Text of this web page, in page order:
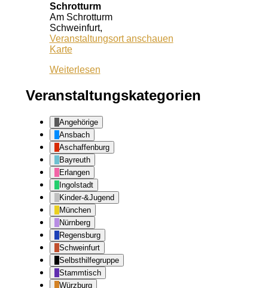
Schrotturm
Am Schrotturm
Schweinfurt,
Veranstaltungsort anschauen
KarteSchrotturm
Weiterlesen
Veranstaltungskategorien
Angehörige
Ansbach
Aschaffenburg
Bayreuth
Erlangen
Ingolstadt
Kinder-&Jugend
München
Nürnberg
Regensburg
Schweinfurt
Selbsthilfegruppe
Stammtisch
Würzburg